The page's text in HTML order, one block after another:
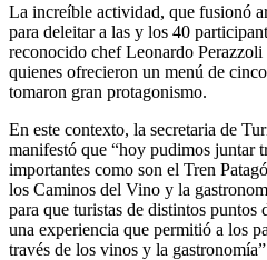
La increíble actividad, que fusionó
para deleitar a las y los 40
reconocido chef Leonardo
quienes ofrecieron un menú de
tomaron gran protagonismo.
En este contexto, la secretaria de
manifestó que “hoy pudimos juntar
importantes como son el Tren
los Caminos del Vino y la
para que turistas de distintos puntos
una experiencia que permitió a los
través de los vinos y la